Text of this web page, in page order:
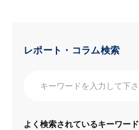
レポート・コラム検索
よく検索されているキーワード